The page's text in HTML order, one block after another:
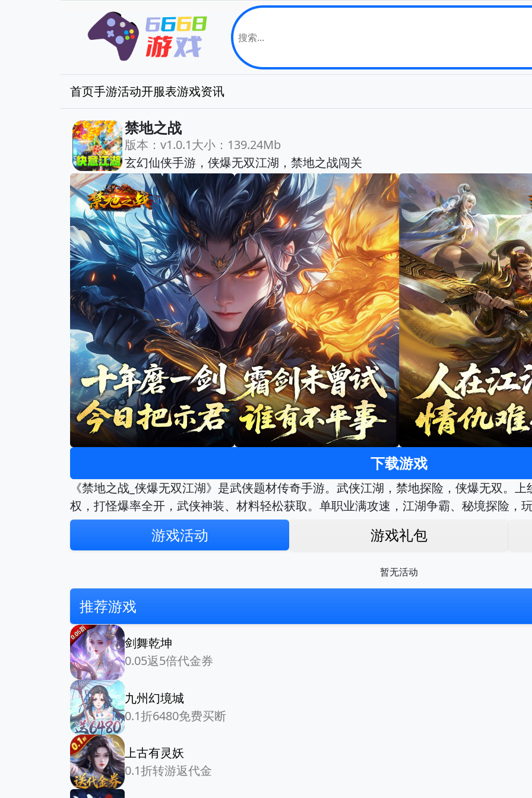
首页手游活动开服表游戏资讯
禁地之战
版本：v1.0.1大小：139.24Mb
玄幻仙侠手游，侠爆无双江湖，禁地之战闯关
下载游戏
《禁地之战_侠爆无双江湖》是武侠题材传奇手游。武侠江湖，禁地探险，侠爆无双。
权，打怪爆率全开，武侠神装、材料轻松获取。单职业满攻速，江湖争霸、秘境探险，
游戏活动 游戏礼包
暂无活动
推荐游戏
剑舞乾坤
0.05返5倍代金券
九州幻境城
0.1折6480免费买断
上古有灵妖
0.1折转游返代金